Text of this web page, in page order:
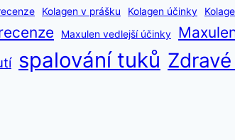
Kolagen v prášku Kolagen účinky
Maxulen vedlejší účinky
spalování tuků